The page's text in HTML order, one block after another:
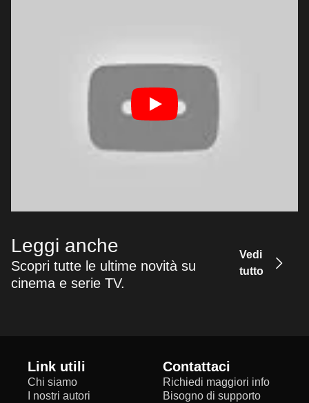
Leggi anche
Scopri tutte le ultime novità su
cinema e serie TV.
Vedi
tutto
Link utili
Chi siamo
I nostri autori
Contattaci
Richiedi maggiori info
Bisogno di supporto